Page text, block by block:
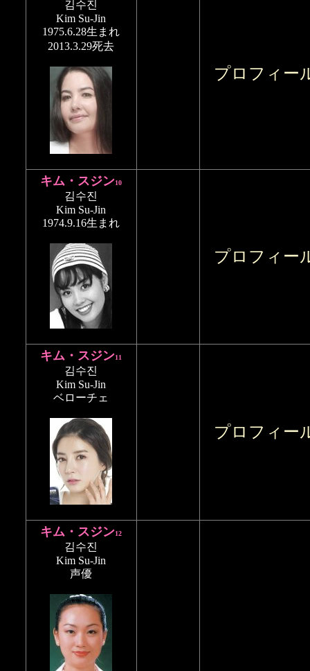
김수진
Kim Su-Jin
1975.6.28生まれ
2013.3.29死去
プロフィー
キム・スジン10
김수진
Kim Su-Jin
1974.9.16生まれ
プロフィー
キム・スジン11
김수진
Kim Su-Jin
ベローチェ
プロフィー
キム・スジン12
김수진
Kim Su-Jin
声優